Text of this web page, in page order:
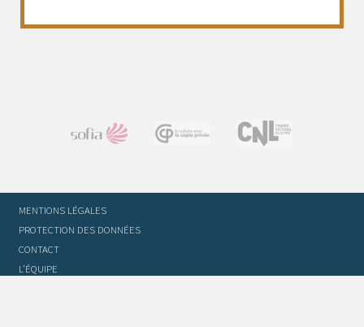
MENTIONS LÉGALES
PROTECTION DES DONNÉES
CONTACT
L’ÉQUIPE